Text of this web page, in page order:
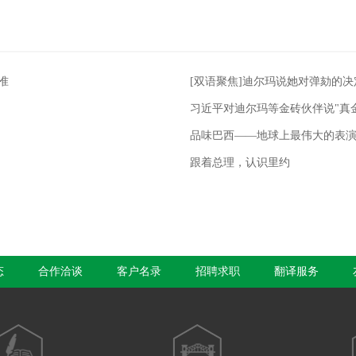
[双语聚焦]迪尔玛说她对弹劾的决
习近平对迪尔玛等金砖伙伴说"真
品味巴西——地球上最伟大的表演
跟着总理，认识里约
合作洽谈 客户名录 招聘求职 翻译服务